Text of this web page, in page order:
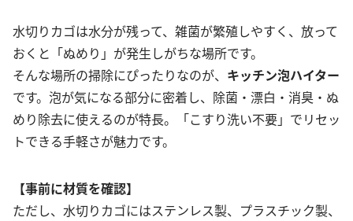
水切りカゴは水分が残って、雑菌が繁殖しやすく、放って
おくと「ぬめり」が発生しがちな場所です。
そんな場所の掃除にぴったりなのが、 キッチン泡ハイター
です。泡が気になる部分に密着し、除菌・漂白・消臭・ぬ
めり除去に使えるのが特長。「こすり洗い不要」でリセッ
トできる手軽さが魅力です。
【事前に材質を確認】
ただし、水切りカゴにはステンレス製、プラスチック製、